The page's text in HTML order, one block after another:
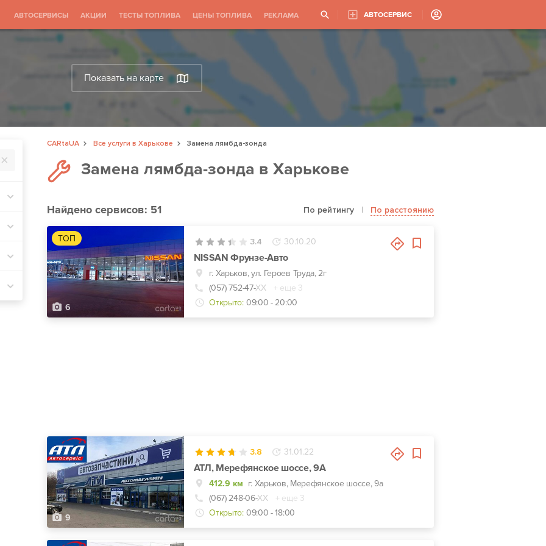
АВТОСЕРВИСЫ АКЦИИ ТЕСТЫ ТОПЛИВА ЦЕНЫ ТОПЛИВА РЕКЛАМА АВТОСЕРВИС
Показать на карте
CARtaUA Все услуги в Харькове
Замена лямбда-зонда
Замена лямбда-зонда в Харькове
Найденосервисов: 51 По рейтингу | По расстоянию
ТОП
6
3.4 30.10.20
NISSAN Фрунзе-Авто
г. Харьков, ул. Героев Труда, 2г
(057) 752-47-ХХ
+ еще 3
Открыто: 09:00 - 20:00
9
3.8 31.01.22
АТЛ, Мерефянское шоссе, 9А
412.9 км г. Харьков, Мерефянское шоссе, 9а
(067) 248-06-ХХ
+ еще 3
Открыто: 09:00 - 18:00